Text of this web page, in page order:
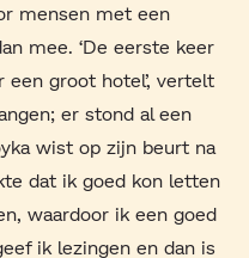
mensen met een
mee. ‘De eerste keer
een groot hotel’, vertelt
er stond al een
wist op zijn beurt na
dat ik goed kon letten
waardoor ik een goed
ik lezingen en dan is